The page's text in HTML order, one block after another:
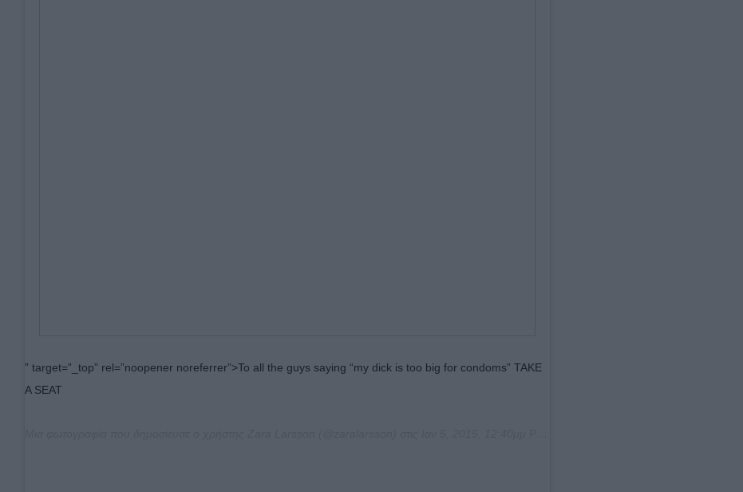
” target=”_top” rel=”noopener noreferrer”>To all the guys saying “my dick is too big for condoms” TAKE
A SEAT